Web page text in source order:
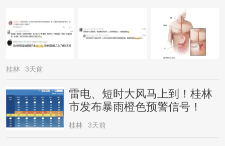
桂林 3天前
雷电、短时大风马上到！桂林
市发布暴雨橙色预警信号！
桂林 3天前